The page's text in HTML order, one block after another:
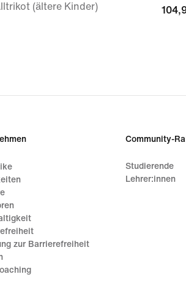
(ältere Kinder)
zur Barrierefreiheit
Community-
Studierende
Lehrer:innen